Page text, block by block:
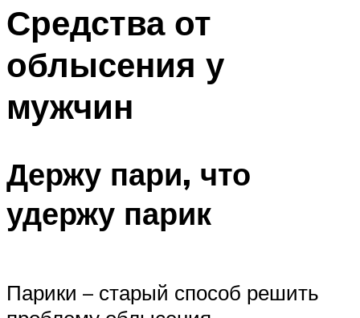
Средства от
облысения у
мужчин
Держу пари, что
удержу парик
Парики – старый способ решить